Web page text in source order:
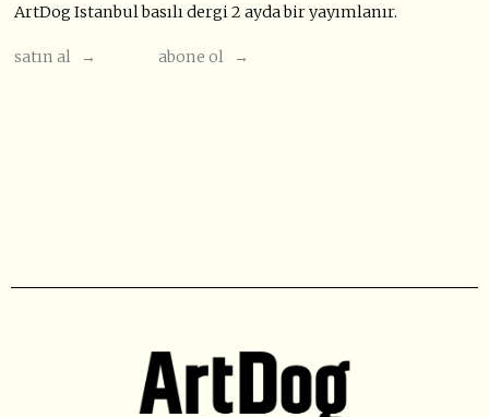
ArtDog Istanbul basılı dergi 2 ayda bir yayımlanır.
satın al → abone ol →